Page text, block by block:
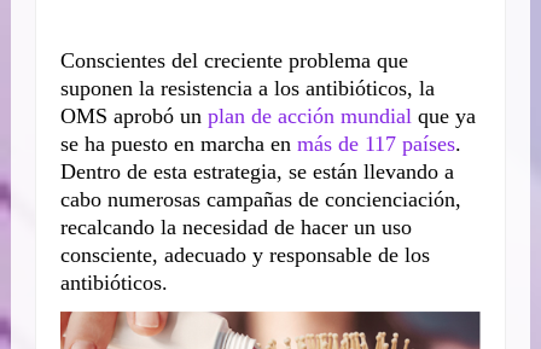
Conscientes del creciente problema que
suponen la resistencia a los antibióticos, la
OMS aprobó un plan de acción mundialque ya
se ha puesto en marcha en más de 117 países.
Dentro de esta estrategia, se están llevando a
cabo numerosas campañas de concienciación,
recalcando la necesidad de hacer un uso
consciente, adecuado y responsable de los
antibióticos.